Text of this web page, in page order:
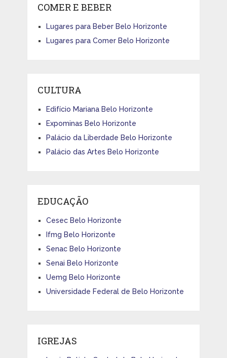
COMER E BEBER
Lugares para Beber Belo Horizonte
Lugares para Comer Belo Horizonte
CULTURA
Edifício Mariana Belo Horizonte
Expominas Belo Horizonte
Palácio da Liberdade Belo Horizonte
Palácio das Artes Belo Horizonte
EDUCAÇÃO
Cesec Belo Horizonte
Ifmg Belo Horizonte
Senac Belo Horizonte
Senai Belo Horizonte
Uemg Belo Horizonte
Universidade Federal de Belo Horizonte
IGREJAS